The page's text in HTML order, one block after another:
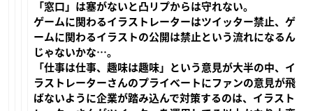
「窓口」は塞がないと凸リプからは守れない。
ゲームに関わるイラストレーターはツイッター禁止、ゲ
ームに関わるイラストの公開は禁止という流れになるん
じゃないかな…。
「仕事は仕事、趣味は趣味」という意見が大半の中、イ
ラストレーターさんのプライベートにファンの意見が飛
ばないように企業が踏み込んで対策するのは、イラスト